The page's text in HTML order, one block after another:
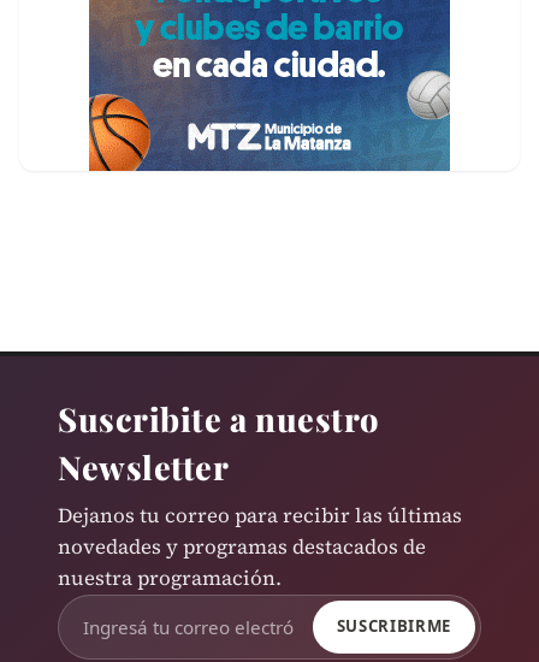
Suscribite a nuestro
Newsletter
Dejanos tu correo para recibir las últimas
novedades y programas destacados de
nuestra programación.
SUSCRIBIRME